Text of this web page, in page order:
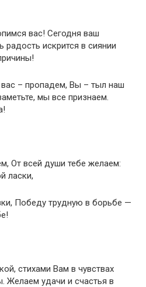
вас! Сегодня ваш
искрится в сиянии
– пропадем, Вы – тыл наш
мы все признаем.
От всей души тебе желаем:
ласки,
Победу трудную в борьбе —
стихами Вам в чувствах
Желаем удачи и счастья в